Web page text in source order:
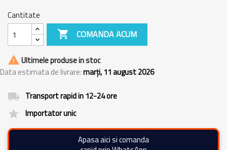
Cantitate
 COMANDA ACUM
 Ultimele produse in stoc
Data estimata de livrare:marți, 11 august 2026
local_shipping Transport rapid in 12-24 ore
grade Importator unic
Apasa aici si comanda